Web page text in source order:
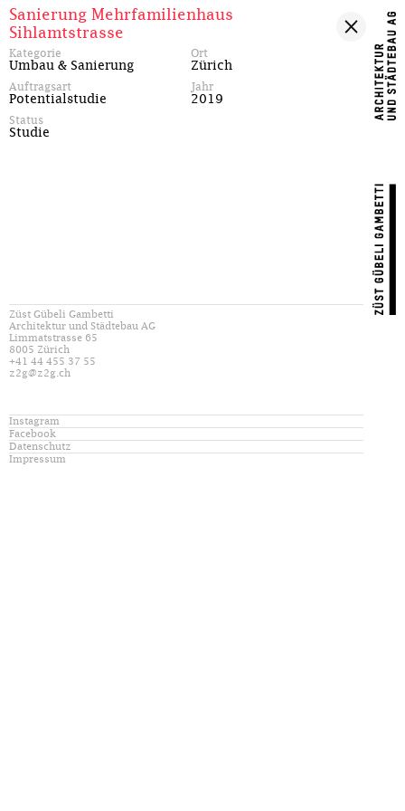
Sanierung Mehrfamilienhaus
Sihlamtstrasse
Kategorie
Umbau & Sanierung
Ort
Zürich
Auftragsart
Potentialstudie
Jahr
2019
Status
Studie
Züst Gübeli Gambetti
Architektur und Städtebau AG
Limmatstrasse 65
8005 Zürich
+41 44 455 37 55
z2g@z2g.ch
Instagram
Facebook
Datenschutz
Impressum